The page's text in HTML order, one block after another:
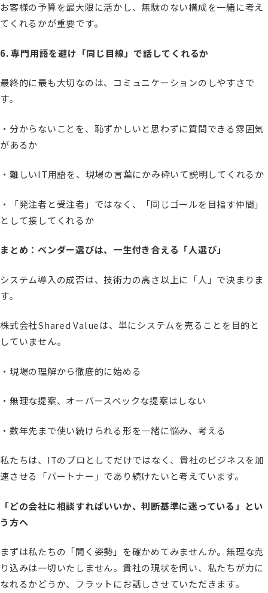
お客様の予算を最大限に活かし、無駄のない構成を一緒に考え
てくれるかが重要です。
6. 専門用語を避け「同じ目線」で話してくれるか
最終的に最も大切なのは、コミュニケーションのしやすさで
す。
・分からないことを、恥ずかしいと思わずに質問できる雰囲気
があるか
・難しいIT用語を、現場の言葉にかみ砕いて説明してくれるか
・「発注者と受注者」ではなく、「同じゴールを目指す仲間」
として接してくれるか
まとめ：ベンダー選びは、一生付き合える「人選び」
システム導入の成否は、技術力の高さ以上に「人」で決まりま
す。
株式会社Shared Valueは、単にシステムを売ることを目的と
していません。
・現場の理解から徹底的に始める
・無理な提案、オーバースペックな提案はしない
・数年先まで使い続けられる形を一緒に悩み、考える
私たちは、ITのプロとしてだけではなく、貴社のビジネスを加
速させる「パートナー」であり続けたいと考えています。
「どの会社に相談すればいいか、判断基準に迷っている」とい
う方へ
まずは私たちの「聞く姿勢」を確かめてみませんか。無理な売
り込みは一切いたしません。貴社の現状を伺い、私たちが力に
なれるかどうか、フラットにお話しさせていただきます。